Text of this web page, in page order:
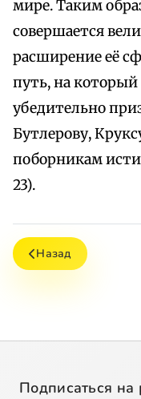
мире. Таким
совершается
расширение её
путь, на который
убедительно
Бутлерову,
поборникам
23).
Назад
Подписаться на